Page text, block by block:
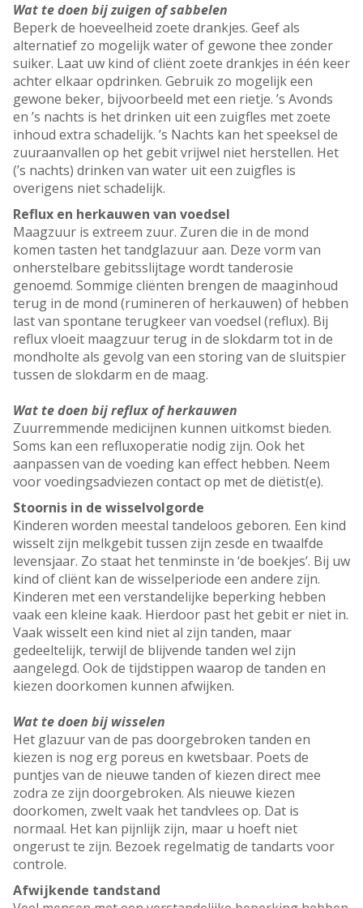
Wat te doen bij zuigen of sabbelen
Beperk de hoeveelheid zoete drankjes. Geef als
alternatief zo mogelijk water of gewone thee zonder
suiker. Laat uw kind of cliënt zoete drankjes in één keer
achter elkaar opdrinken. Gebruik zo mogelijk een
gewone beker, bijvoorbeeld met een rietje. ’s Avonds
en ’s nachts is het drinken uit een zuigfles met zoete
inhoud extra schadelijk. ’s Nachts kan het speeksel de
zuuraanvallen op het gebit vrijwel niet herstellen. Het
(’s nachts) drinken van water uit een zuigfles is
overigens niet schadelijk.
Reflux en herkauwen van voedsel
Maagzuur is extreem zuur. Zuren die in de mond
komen tasten het tandglazuur aan. Deze vorm van
onherstelbare gebitsslijtage wordt tanderosie
genoemd. Sommige cliënten brengen de maaginhoud
terug in de mond (rumineren of herkauwen) of hebben
last van spontane terugkeer van voedsel (reflux). Bij
reflux vloeit maagzuur terug in de slokdarm tot in de
mondholte als gevolg van een storing van de sluitspier
tussen de slokdarm en de maag.
Wat te doen bij reflux of herkauwen
Zuurremmende medicijnen kunnen uitkomst bieden.
Soms kan een refluxoperatie nodig zijn. Ook het
aanpassen van de voeding kan effect hebben. Neem
voor voedingsadviezen contact op met de diëtist(e).
Stoornis in de wisselvolgorde
Kinderen worden meestal tandeloos geboren. Een kind
wisselt zijn melkgebit tussen zijn zesde en twaalfde
levensjaar. Zo staat het tenminste in ‘de boekjes’. Bij uw
kind of cliënt kan de wisselperiode een andere zijn.
Kinderen met een verstandelijke beperking hebben
vaak een kleine kaak. Hierdoor past het gebit er niet in.
Vaak wisselt een kind niet al zijn tanden, maar
gedeeltelijk, terwijl de blijvende tanden wel zijn
aangelegd. Ook de tijdstippen waarop de tanden en
kiezen doorkomen kunnen afwijken.
Wat te doen bij wisselen
Het glazuur van de pas doorgebroken tanden en
kiezen is nog erg poreus en kwetsbaar. Poets de
puntjes van de nieuwe tanden of kiezen direct mee
zodra ze zijn doorgebroken. Als nieuwe kiezen
doorkomen, zwelt vaak het tandvlees op. Dat is
normaal. Het kan pijnlijk zijn, maar u hoeft niet
ongerust te zijn. Bezoek regelmatig de tandarts voor
controle.
Afwijkende tandstand